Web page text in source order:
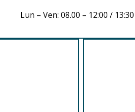
Lun – Ven: 08.00 – 12:00 /